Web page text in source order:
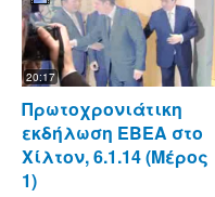
20:17
Πρωτοχρονιάτικη
εκδήλωση ΕΒΕΑ στο
Χίλτον, 6.1.14 (Μέρος
1)